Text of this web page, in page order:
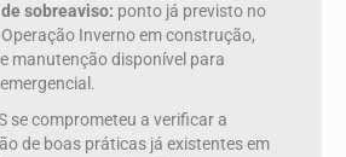
sobreaviso: ponto já previsto no
Inverno em construção,
manutenção disponível para
se comprometeu a verificar a
de boas práticas já existentes em